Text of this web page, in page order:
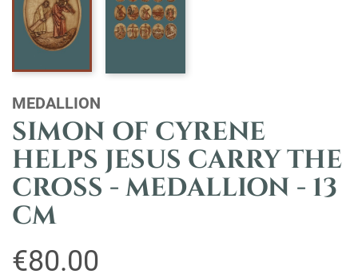
MEDALLION
SIMON OF CYRENE
HELPS JESUS CARRY THE
CROSS - MEDALLION - 13
CM
€80.00